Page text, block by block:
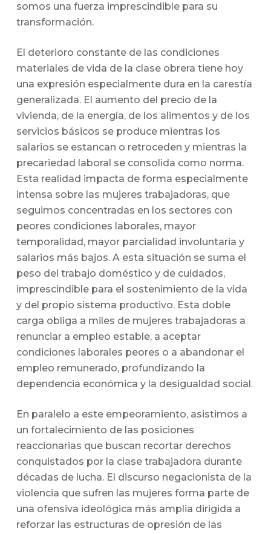
somos una fuerza imprescindible para su
transformación.
El deterioro constante de las condiciones
materiales de vida de la clase obrera tiene hoy
una expresión especialmente dura en la carestía
generalizada. El aumento del precio de la
vivienda, de la energía, de los alimentos y de los
servicios básicos se produce mientras los
salarios se estancan o retroceden y mientras la
precariedad laboral se consolida como norma.
Esta realidad impacta de forma especialmente
intensa sobre las mujeres trabajadoras, que
seguimos concentradas en los sectores con
peores condiciones laborales, mayor
temporalidad, mayor parcialidad involuntaria y
salarios más bajos. A esta situación se suma el
peso del trabajo doméstico y de cuidados,
imprescindible para el sostenimiento de la vida
y del propio sistema productivo. Esta doble
carga obliga a miles de mujeres trabajadoras a
renunciar a empleo estable, a aceptar
condiciones laborales peores o a abandonar el
empleo remunerado, profundizando la
dependencia económica y la desigualdad social.
En paralelo a este empeoramiento, asistimos a
un fortalecimiento de las posiciones
reaccionarias que buscan recortar derechos
conquistados por la clase trabajadora durante
décadas de lucha. El discurso negacionista de la
violencia que sufren las mujeres forma parte de
una ofensiva ideológica más amplia dirigida a
reforzar las estructuras de opresión de las